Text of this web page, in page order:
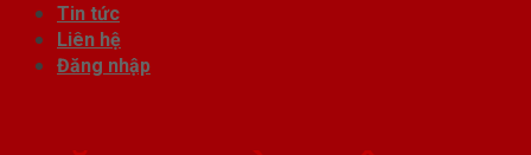
Tin tức
Liên hệ
Đăng nhập